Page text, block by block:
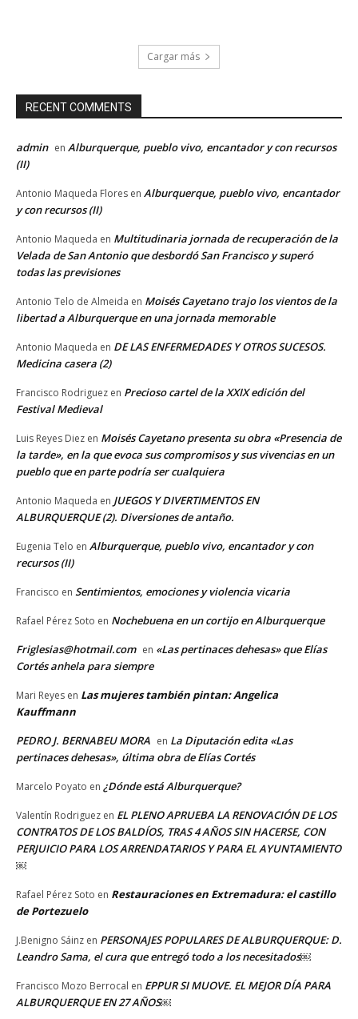
Cargar más
RECENT COMMENTS
admin en Alburquerque, pueblo vivo, encantador y con recursos
(II)
Antonio Maqueda Flores en Alburquerque, pueblo vivo, encantador
y con recursos (II)
Antonio Maqueda en Multitudinaria jornada de recuperación de la
Velada de San Antonio que desbordó San Francisco y superó
todas las previsiones
Antonio Telo de Almeida en Moisés Cayetano trajo los vientos de la
libertad a Alburquerque en una jornada memorable
Antonio Maqueda en DE LAS ENFERMEDADES Y OTROS SUCESOS.
Medicina casera (2)
Francisco Rodriguez en Precioso cartel de la XXIX edición del
Festival Medieval
Luis Reyes Diez en Moisés Cayetano presenta su obra «Presencia de
la tarde», en la que evoca sus compromisos y sus vivencias en un
pueblo que en parte podría ser cualquiera
Antonio Maqueda en JUEGOS Y DIVERTIMENTOS EN
ALBURQUERQUE (2). Diversiones de antaño.
Eugenia Telo en Alburquerque, pueblo vivo, encantador y con
recursos (II)
Francisco en Sentimientos, emociones y violencia vicaria
Rafael Pérez Soto en Nochebuena en un cortijo en Alburquerque
Friglesias@hotmail.com en «Las pertinaces dehesas» que Elías
Cortés anhela para siempre
Mari Reyes en Las mujeres también pintan: Angelica
Kauffmann
PEDRO J. BERNABEU MORA en La Diputación edita «Las
pertinaces dehesas», última obra de Elías Cortés
Marcelo Poyato en ¿Dónde está Alburquerque?
Valentín Rodriguez en EL PLENO APRUEBA LA RENOVACIÓN DE LOS
CONTRATOS DE LOS BALDÍOS, TRAS 4 AÑOS SIN HACERSE, CON
PERJUICIO PARA LOS ARRENDATARIOS Y PARA EL AYUNTAMIENTO
￼
Rafael Pérez Soto en Restauraciones en Extremadura: el castillo
de Portezuelo
J.Benigno Sáinz en PERSONAJES POPULARES DE ALBURQUERQUE: D.
Leandro Sama, el cura que entregó todo a los necesitados￼
Francisco Mozo Berrocal en EPPUR SI MUOVE. EL MEJOR DÍA PARA
ALBURQUERQUE EN 27 AÑOS￼